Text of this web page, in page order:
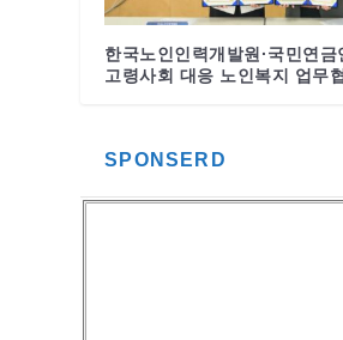
한국노인인력개발원·국민연
고령사회 대응 노인복지 업무
SPONSERD